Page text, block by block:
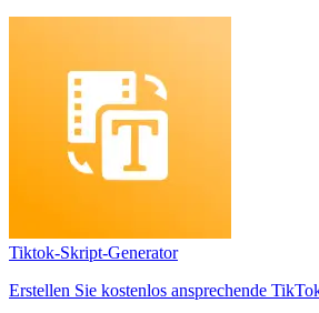
Tiktok-Skript-Generator
Erstellen Sie kostenlos ansprechende